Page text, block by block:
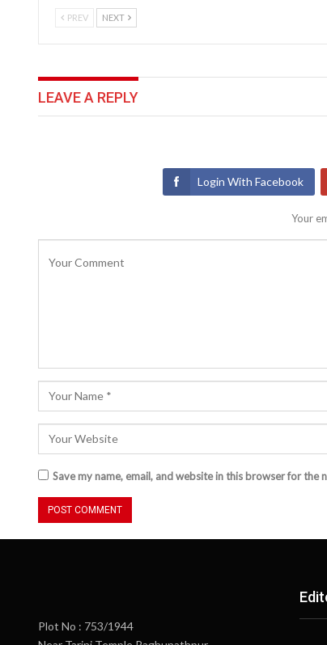
PREV NEXT
LEAVE A REPLY
Login With Facebook
Your
Save my name, email, and website in this browser for the
Plot No : 753/1944